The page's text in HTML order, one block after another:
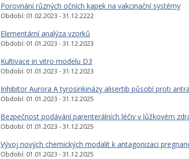
Porovnání různých očních kapek na vakcinační systémy
Období: 01.02.2023 - 31.12.2222
Elementární analýza vzorků
Období: 01.01.2023 - 31.12.2023
Kultivace in vitro modelu D3
Období: 01.01.2023 - 31.12.2023
Inhibitor Aurora A tyrosinkinázy alisertib působí proti
Období: 01.01.2023 - 31.12.2025
Bezpečnost podávání parenterálních léčiv v lůžkovém
Období: 01.01.2023 - 31.12.2025
Vývoj nových chemických modalit k antagonizaci
Období: 01.01.2023 - 31.12.2025